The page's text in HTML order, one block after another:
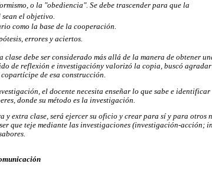
o la "obediencia". Se debe trascender para que la
el objetivo.
como la base de la cooperación.
errores y aciertos.
clase debe ser considerado más allá de la manera de obtener
de reflexión e investigacióny valorizó la copia, buscó
de esa construcción.
el docente necesita enseñar lo que sabe e
donde su método es la investigación.
y extra clase, será ejercer su oficio y crear para sí y para otros
que teje mediante las investigaciones (investigación-